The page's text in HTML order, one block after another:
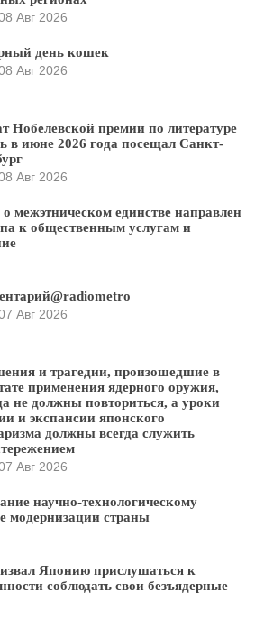
Авг 2026
день кошек
Авг 2026
Нобелевской премии по литературе
в июне 2026 года посещал Санкт-
Авг 2026
межэтническом единстве направлен
к общественным услугам и
Авг 2026
и трагедии, произошедшие в
применения ядерного оружия,
не должны повториться, а уроки
и экспансии японского
должны всегда служить
Авг 2026
научно-технологическому
модернизации страны
Японию прислушаться к
соблюдать свои безъядерные